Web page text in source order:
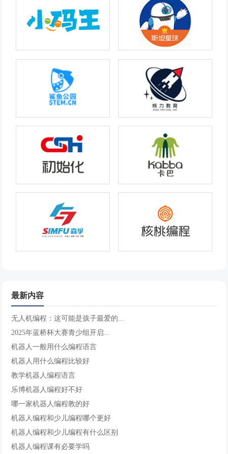
最新内容
无人机编程：这可能是孩子最爱的...
2025年蓝桥杯大赛青少组开启...
机器人一般用什么编程语言
机器人用什么编程比较好
教学机器人编程语言
乐博机器人编程好不好
哪一家机器人编程教的好
机器人编程和少儿编程哪个更好
机器人编程和少儿编程有什么区别
机器人编程课有必要学吗